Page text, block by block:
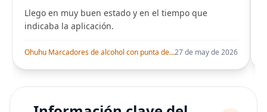
Llego en muy buen estado y en el tiempo que
indicaba la aplicación.
Ohuhu Marcadores de alcohol con punta de pincel – Juego de marcadores artísticos de doble punta con certificación AP para artistas adultos27 de may de 2026